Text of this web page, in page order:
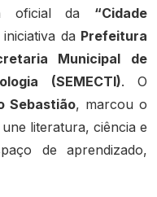
oficial da “Cidade
da Prefeitura
Municipal de
(SEMECTI). O
Sebastião, marcou o
literatura, ciência e
de aprendizado,